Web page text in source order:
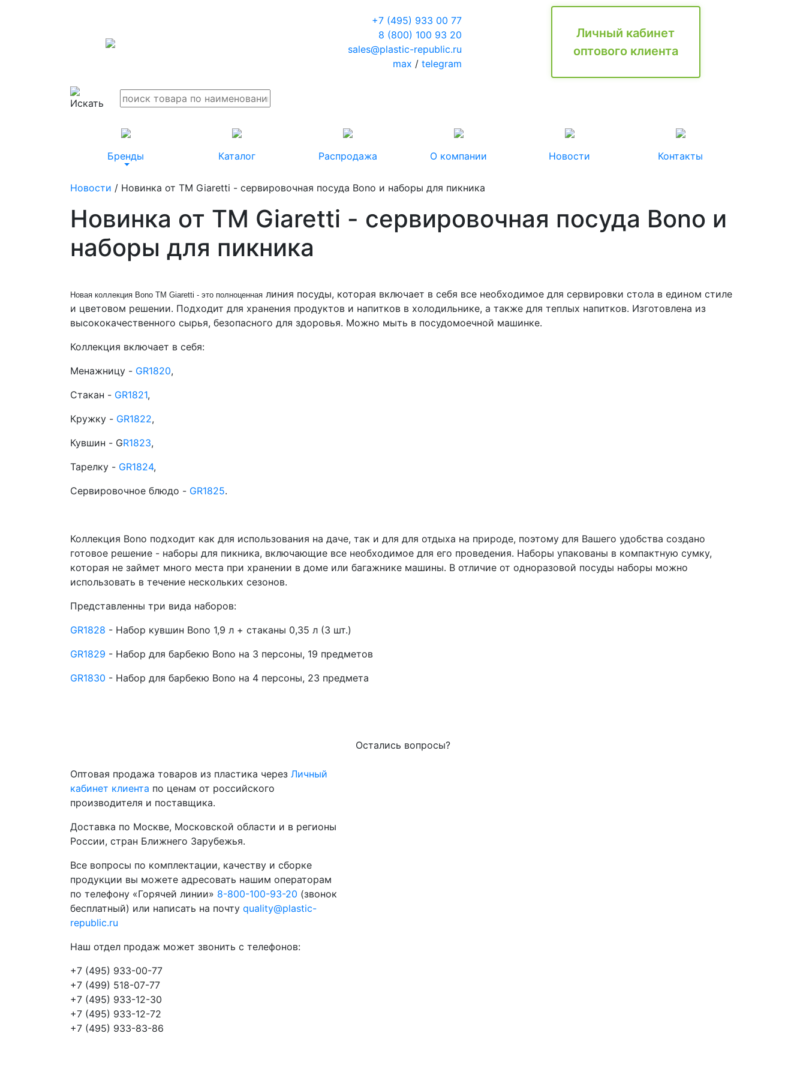
+7 (495) 933 00 77
8 (800) 100 93 20
sales@plastic-republic.ru
max / telegram
Личный кабинет
оптового клиента
Бренды Каталог Распродажа О компании Новости Контакты
Новости / Новинка от ТМ Giaretti - сервировочная посуда Bono и наборы для пикника
Новинка от ТМ Giaretti - сервировочная посуда Bono и
наборы для пикника
Новая коллекция Bono ТМ Giaretti - это полноценная линия посуды, которая включает в себя все необходимое для сервировки стола в едином стиле
и цветовом решении. Подходит для хранения продуктов и напитков в холодильнике, а также для теплых напитков. Изготовлена из
высококачественного сырья, безопасного для здоровья. Можно мыть в посудомоечной машинке.
Коллекция включает в себя:
Менажницу - GR1820,
Стакан - GR1821,
Кружку - GR1822,
Кувшин - GR1823,
Тарелку - GR1824,
Сервировочное блюдо - GR1825.
Коллекция Bono подходит как для использования на даче, так и для для отдыха на природе, поэтому для Вашего удобства создано
готовое решение - наборы для пикника, включающие все необходимое для его проведения. Наборы упакованы в компактную сумку,
которая не займет много места при хранении в доме или багажнике машины. В отличие от одноразовой посуды наборы можно
использовать в течение нескольких сезонов.
Представленны три вида наборов:
GR1828 - Набор кувшин Bono 1,9 л + стаканы 0,35 л (3 шт.)
GR1829 - Набор для барбекю Bono на 3 персоны, 19 предметов
GR1830 - Набор для барбекю Bono на 4 персоны, 23 предмета
Остались вопросы?
Оптовая продажа товаров из пластика через Личный
кабинет клиента по ценам от российского
производителя и поставщика.
Доставка по Москве, Московской области и в регионы
России, стран Ближнего Зарубежья.
Все вопросы по комплектации, качеству и сборке
продукции вы можете адресовать нашим операторам
по телефону «Горячей линии» 8-800-100-93-20 (звонок
бесплатный) или написать на почту quality@plastic-
republic.ru
Наш отдел продаж может звонить с телефонов:
+7 (495) 933-00-77
+7 (499) 518-07-77
+7 (495) 933-12-30
+7 (495) 933-12-72
+7 (495) 933-83-86